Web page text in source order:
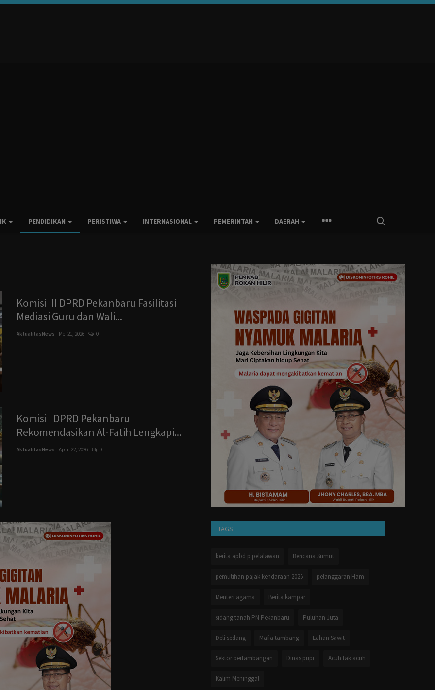
PENDIDIKAN PERISTIWA INTERNASIONAL PEMERINTAH DAERAH
Komisi III DPRD Pekanbaru Fasilitasi
Mediasi Guru dan Wali...
AktualitasNews Mei 21, 2026 0
Komisi I DPRD Pekanbaru
Rekomendasikan Al-Fatih Lengkapi...
AktualitasNews April 22, 2026 0
TAGS
berita apbd p pelalawan Bencana Sumut
pemutihan pajak kendaraan 2025 pelanggaran Ham
Menteri agama Berita kampar
sidang tanah PN Pekanbaru Puluhan Juta
Deli sedang Mafia tambang Lahan Sawit
Sektor pertambangan Dinas pupr Acuh tak acuh
Kalim Meninggal